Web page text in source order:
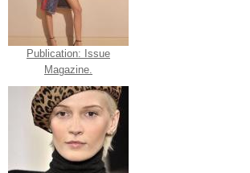
Publication: Issue
Magazine.